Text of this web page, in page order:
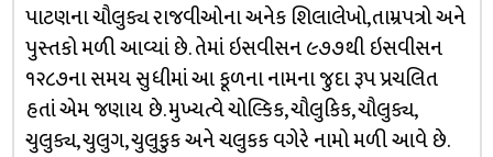
પાટણના ચૌલુક્ય રાજવીઓના અનેક શિલાલેખો,તામ્રપત્રો અને
પુસ્તકો મળી આવ્યાં છે. તેમાં ઇસવીસન ૯૭૭થી ઇસવીસન
૧૨૮૭ના સમય સુધીમાં આ કૂળના નામના જુદા રૂપ પ્રચલિત
હતાં એમ જણાય છે. મુખ્યત્વે ચોલ્કિક, ચૌલુકિક, ચૌલુક્ય,
ચુલુક્ય, ચુલુગ, ચુલુકુક અને ચલુકક વગેરે નામો મળી આવે છે.